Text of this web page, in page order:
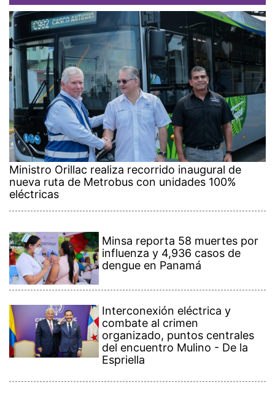
Ministro Orillac realiza recorrido inaugural de
nueva ruta de Metrobus con unidades 100%
eléctricas
Minsa reporta 58 muertes por
influenza y 4,936 casos de
dengue en Panamá
Interconexión eléctrica y
combate al crimen
organizado, puntos centrales
del encuentro Mulino - De la
Espriella